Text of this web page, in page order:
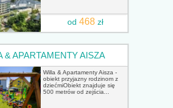
od468 zł
& APARTAMENTY AISZA
Willa & Apartamenty Aisza -
obiekt przyjazny rodzinom z
dziećmiObiekt znajduje się
500 metrów od zejścia...